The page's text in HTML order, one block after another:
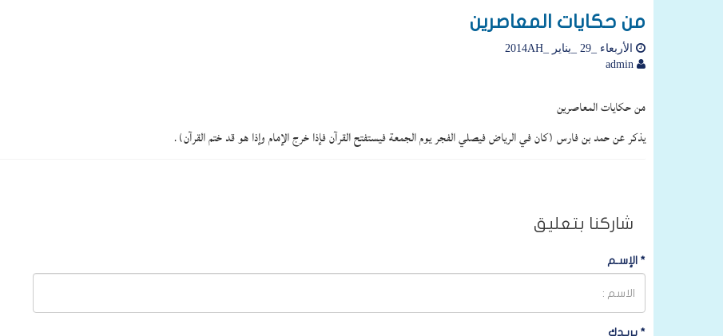
من حكايات المعاصرين
الأربعاء _29 _يناير _2014AH
من حكايات المعاصرين
يذكر عن حمد بن فارس (كان في الرياض فيصلي الفجر يوم الجمعة فيستفتح القرآن فإذا خرج الإمام وإذا هو قد ختم القرآن).
شاركنا بتعليق
* الإسـم
* بريـدك